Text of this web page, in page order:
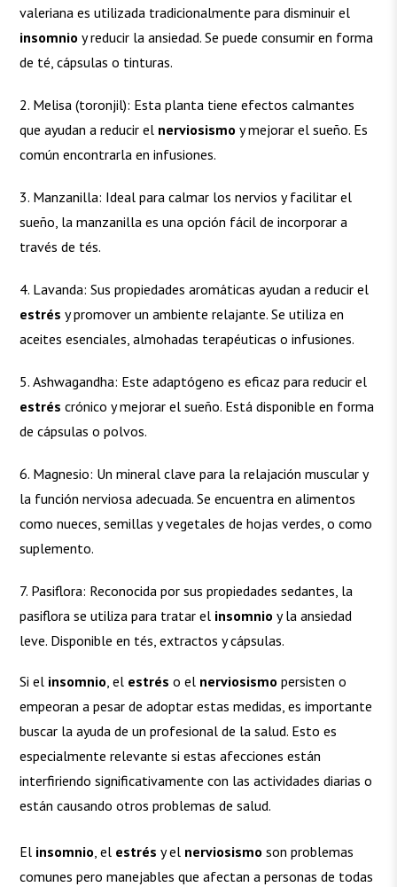
valeriana es utilizada tradicionalmente para disminuir el
insomnio y reducir la ansiedad. Se puede consumir en forma
de té, cápsulas o tinturas.
Melisa (toronjil): Esta planta tiene efectos calmantes
que ayudan a reducir el nerviosismo y mejorar el sueño. Es
común encontrarla en infusiones.
Manzanilla: Ideal para calmar los nervios y facilitar el
sueño, la manzanilla es una opción fácil de incorporar a
través de tés.
Lavanda: Sus propiedades aromáticas ayudan a reducir el
estrés y promover un ambiente relajante. Se utiliza en
aceites esenciales, almohadas terapéuticas o infusiones.
Ashwagandha: Este adaptógeno es eficaz para reducir el
estrés crónico y mejorar el sueño. Está disponible en forma
de cápsulas o polvos.
Magnesio: Un mineral clave para la relajación muscular y
la función nerviosa adecuada. Se encuentra en alimentos
como nueces, semillas y vegetales de hojas verdes, o como
suplemento.
Pasiflora: Reconocida por sus propiedades sedantes, la
pasiflora se utiliza para tratar el insomnio y la ansiedad
leve. Disponible en tés, extractos y cápsulas.
Si el insomnio, el estrés o el nerviosismo persisten o
empeoran a pesar de adoptar estas medidas, es importante
buscar la ayuda de un profesional de la salud. Esto es
especialmente relevante si estas afecciones están
interfiriendo significativamente con las actividades diarias o
están causando otros problemas de salud.
El insomnio, el estrés y el nerviosismo son problemas
comunes pero manejables que afectan a personas de todas